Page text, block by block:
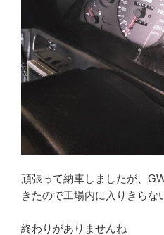
頑張って納車しましたが、
きたので工場内に入りきらな
終わりがありませんね